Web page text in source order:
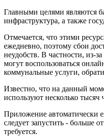
Главными целями являются
инфраструктура, а также
Отмечается, что этими
ежедневно, поэтому сбои
неудобств. В частности, из-
могут воспользоваться
коммунальные услуги,
Известно, что на данный
используют несколько тысяч
Приложение автоматически
следует запустить - больше
требуется.